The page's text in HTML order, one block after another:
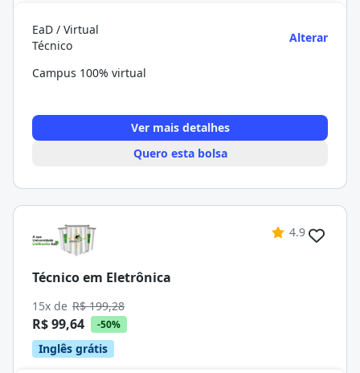
EaD / Virtual
Técnico
Alterar
Campus 100% virtual
Ver mais detalhes
Quero esta bolsa
4.9
Técnico em Eletrônica
15x de R$ 199,28
R$ 99,64 -50%
Inglês grátis